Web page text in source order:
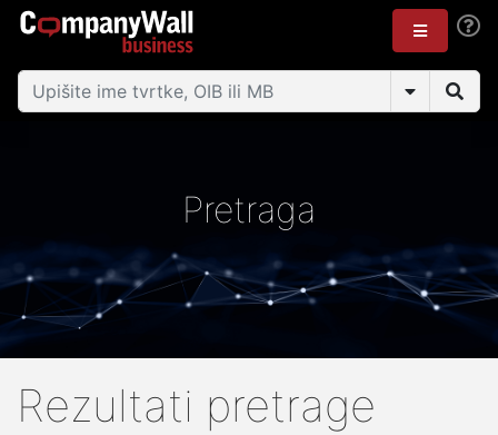
Pretraga
Rezultati pretrage